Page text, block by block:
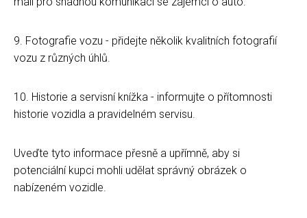
9. Fotografie vozu - přidejte několik kvalitních fotografií
vozu z různých úhlů.
10. Historie a servisní knížka - informujte o přítomnosti
historie vozidla a pravidelném servisu.
Uveďte tyto informace přesně a upřímně, aby si
potenciální kupci mohli udělat správný obrázek o
nabízeném vozidle.